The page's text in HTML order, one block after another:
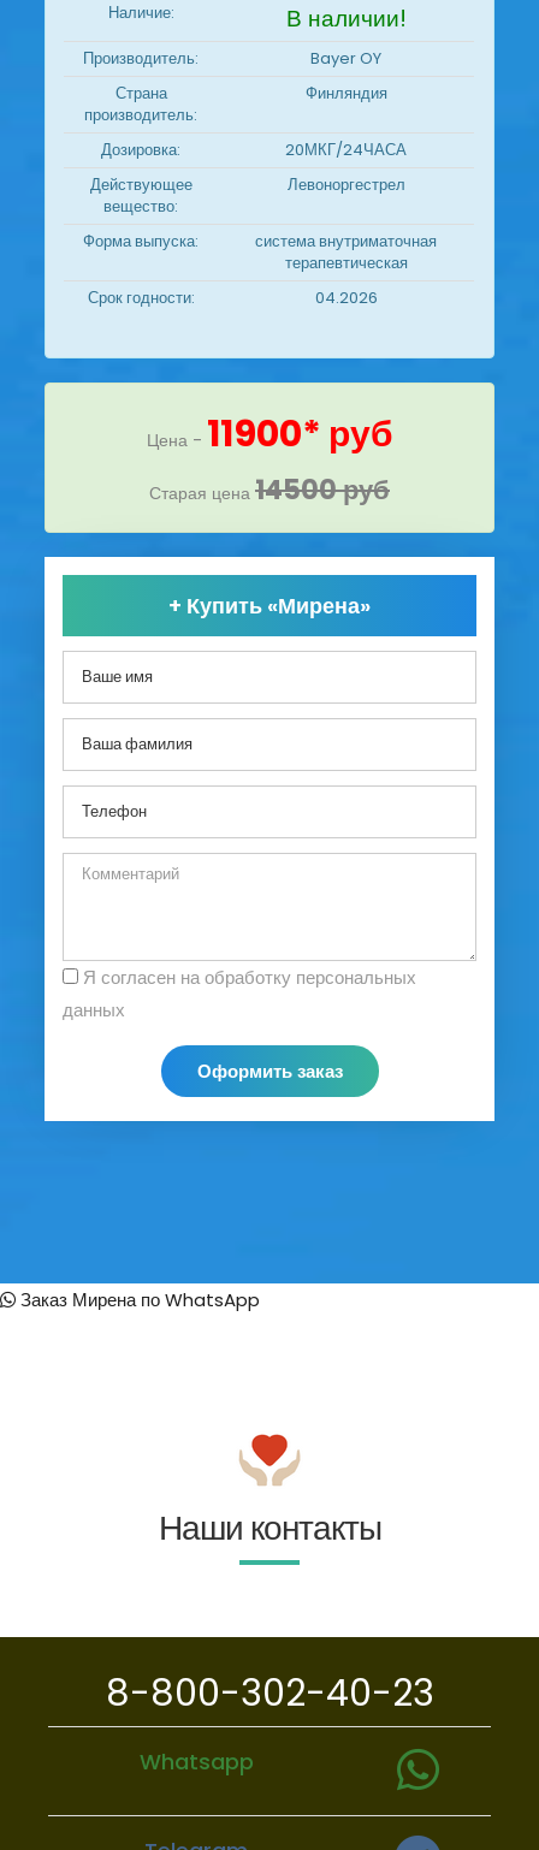
Наличие: В наличии!
Производитель:
Bayer OY
Страна
производитель:
Финляндия
Дозировка:
20МКГ/24ЧАСА
Действующее
вещество:
Левоноргестрел
Форма выпуска:
система внутриматочная
терапевтическая
Срок годности:
04.2026
Цена - 11900* руб
Старая цена 14500 руб
+ Купить «Мирена»
данных
Оформить заказ
Заказ Мирена по WhatsApp
Наши контакты
8-800-302-40-23
Whatsapp